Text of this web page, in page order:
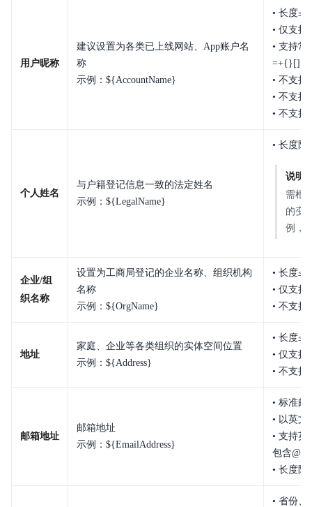
用户昵称
建议设置为各类已上线网站、App账户名
称
示例：${AccountName}
• 长度
• 仅支持
• 支持常
• 不支持
• 不支持
• 不支持
个人姓名
与户籍登记信息一致的法定姓名
示例：${LegalName}
• 长度限
说明
需根
的变
例，
企业/组
织名称
设置为工商局登记的企业名称、组织机构
名称
示例：${OrgName}
• 长度
• 仅支持
• 不支持
地址
家庭、企业等各类组织的实体空间位置
示例：${Address}
• 长度
• 仅支持
• 不支持
邮箱地址
邮箱地址
示例：${EmailAddress}
• 标准邮
• 以英文
• 支持英
包含@
• 长度限
• 省份、